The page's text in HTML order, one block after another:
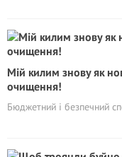
Мій килим знову як
очищення!
Бюджетний і безпечний